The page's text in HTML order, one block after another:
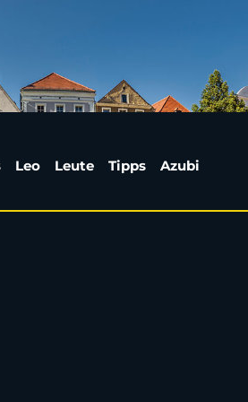
für's kühle
Leo Leute Tipps Azubi